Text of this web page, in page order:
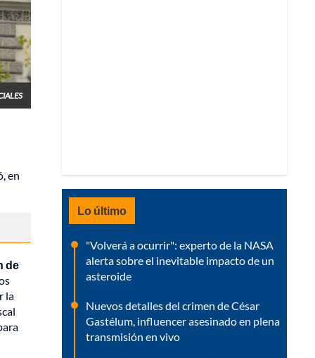
en
de
la
Lo último
"Volverá a ocurrir": experto de la NASA
alerta sobre el inevitable impacto de un
asteroide
Nuevos detalles del crimen de César
Gastélum, influencer asesinado en plena
transmisión en vivo